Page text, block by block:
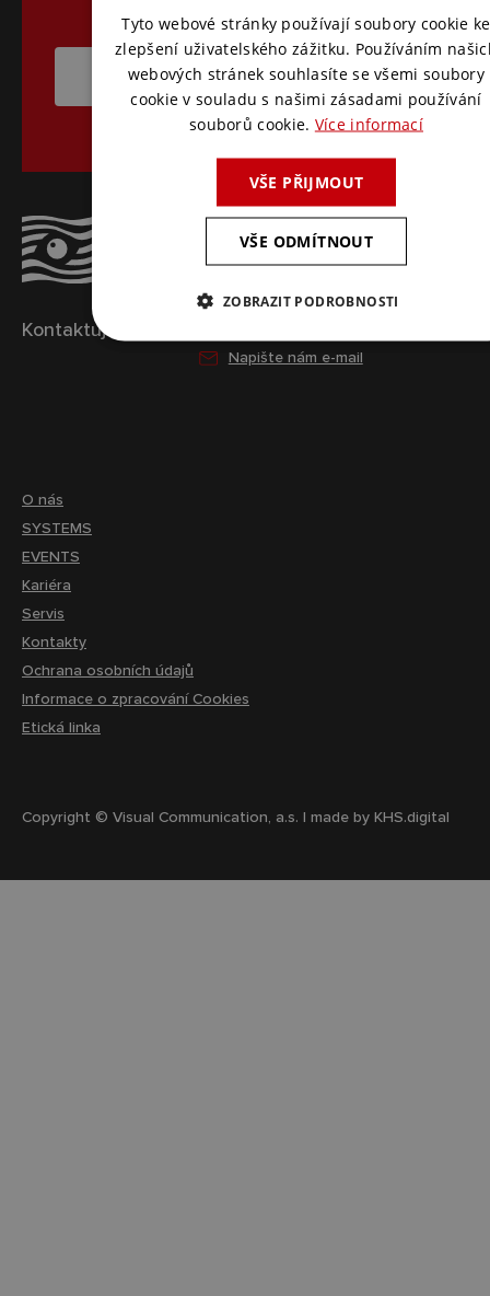
Kontaktujte nás
Napište nám e-mail
CHCI ODEBÍRAT NOVINKY
O nás
SYSTEMS
EVENTS
Kariéra
Servis
Kontakty
Ochrana osobních údajů
Informace o zpracování Cookies
Etická linka
Copyright © Visual Communication, a.s. | made byKHS.digital
ENGLISH
Tyto webové stránky používají soubory cookie ke
zlepšení uživatelského zážitku. Používáním
webových stránek souhlasíte se všemi soubory
cookie v souladu s našimi zásadami používání
souborů cookie. Více informací
VŠE PŘIJMOUT
VŠE ODMÍTNOUT
ZOBRAZIT PODROBNOSTI